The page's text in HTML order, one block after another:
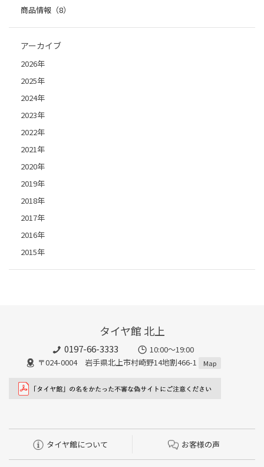
商品情報（8）
アーカイブ
2026年
2025年
2024年
2023年
2022年
2021年
2020年
2019年
2018年
2017年
2016年
2015年
タイヤ館 北上
0197-66-3333
10:00～19:00
〒024-0004 岩手県北上市村崎野14地割466-1
Map
タイヤ館について お客様の声